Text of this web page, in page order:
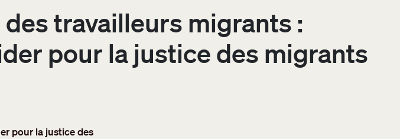
travailleurs migrants :
pour la justice des migrants
pour la justice des